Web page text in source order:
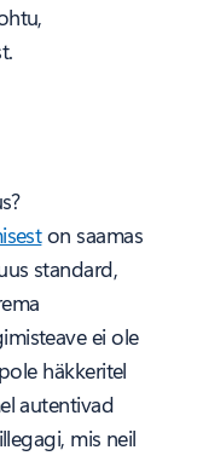
on saamas
standard,
ei ole
häkkeritel
autentivad
mis neil